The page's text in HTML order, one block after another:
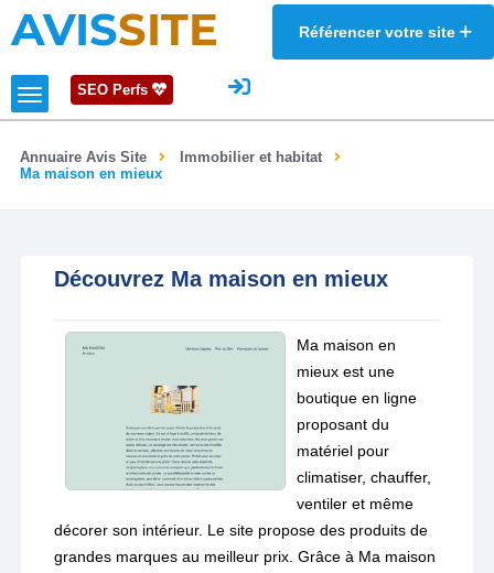
AVISSITE Référencer votre site
SEO Perfs
Annuaire Avis Site
Immobilier et habitat
Ma maison en mieux
Découvrez Ma maison en mieux
Ma maison en
mieux est une
boutique en ligne
proposant du
matériel pour
climatiser, chauffer,
ventiler et même
décorer son intérieur. Le site propose des produits de
grandes marques au meilleur prix. Grâce à Ma maison